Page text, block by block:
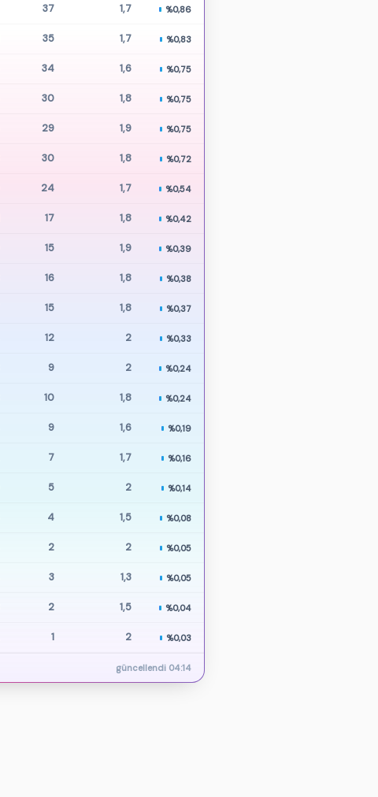
37 1,7 %0,86
35 1,7 %0,83
34 1,6 %0,75
30 1,8 %0,75
29 1,9 %0,75
30 1,8 %0,72
24 1,7 %0,54
17 1,8 %0,42
15 1,9 %0,39
16 1,8 %0,38
15 1,8 %0,37
12 2 %0,33
9 2 %0,24
10 1,8 %0,24
9 1,6 %0,19
7 1,7 %0,16
5 2 %0,14
4 1,5 %0,08
2 2 %0,05
3 1,3 %0,05
2 1,5 %0,04
1 2 %0,03
güncellendi 04:14